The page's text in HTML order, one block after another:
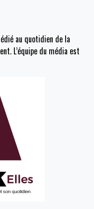
au quotidien de la
L’équipe du média est